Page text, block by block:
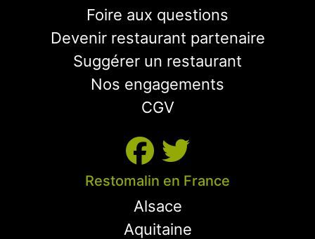
Foire aux questions
Devenir restaurant partenaire
Suggérer un restaurant
Nos engagements
CGV
Restomalin en France
Alsace
Aquitaine